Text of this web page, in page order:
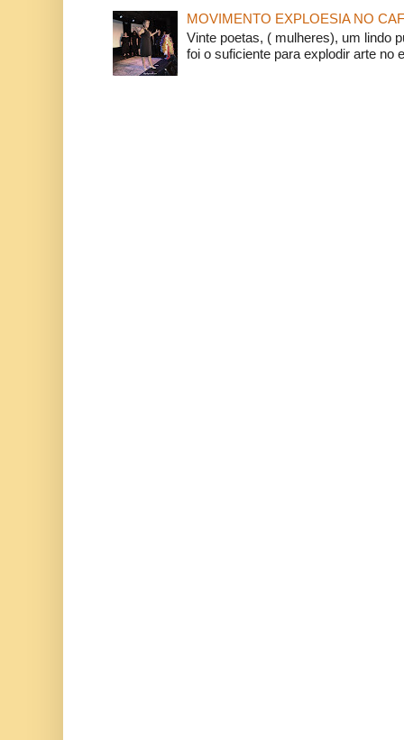
MOVIMENTO EXPLOESIA NO
Vinte poetas, ( mulheres), um lindo
foi o suficiente para explodir arte no